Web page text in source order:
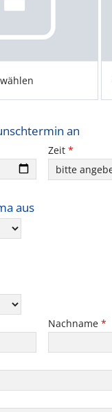
an
Zeit *
aus
Nachname *